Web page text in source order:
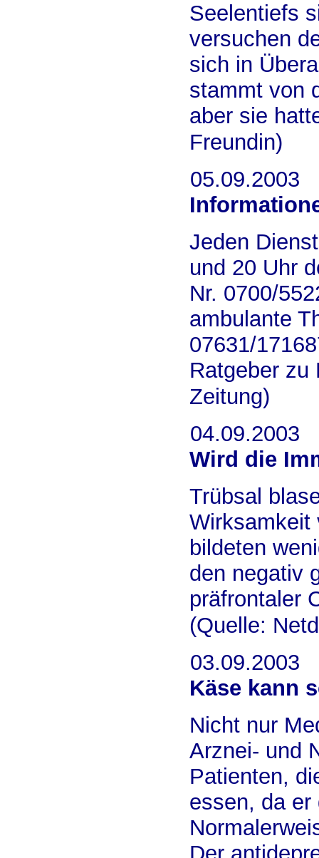
Seelentiefs
versuchen
sich in
stammt von
aber sie
Freundin)
05.09.2003
Jeden
und 20 Uhr
Nr. 0700/
ambulante
07631/
Ratgeber zu
Zeitung)
04.09.2003
Wird die
Trübsal
Wirksamkeit
bildeten
den negativ
präfrontaler
(Quelle:
03.09.2003
Käse kann
Nicht nur
Arznei- und
Patienten,
essen, da er